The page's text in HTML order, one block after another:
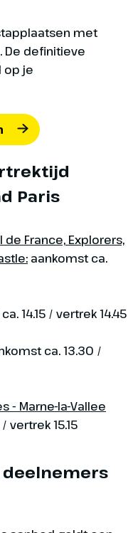
met
De definitieve
op je
Paris
de France, Explorers,
aankomst ca.
14.15 / vertrek 14.45
ca. 13.30 /
- Marne-la-Vallee
vertrek 15.15